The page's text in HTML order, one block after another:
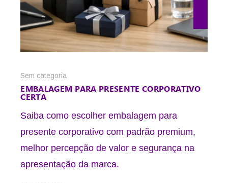
Sem categoria
EMBALAGEM PARA PRESENTE CORPORATIVO
CERTA
Saiba como escolher embalagem para
presente corporativo com padrão premium,
melhor percepção de valor e segurança na
apresentação da marca.